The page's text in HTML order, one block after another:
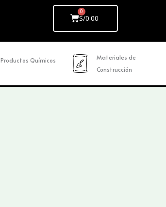
S/0.00
Cart
Productos Químicos
Materiales de
Construcción